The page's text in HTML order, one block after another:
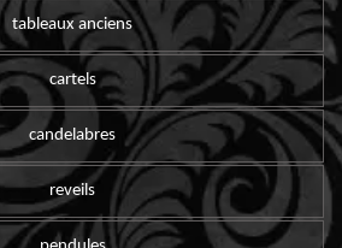
tableaux anciens
cartels
candelabres
reveils